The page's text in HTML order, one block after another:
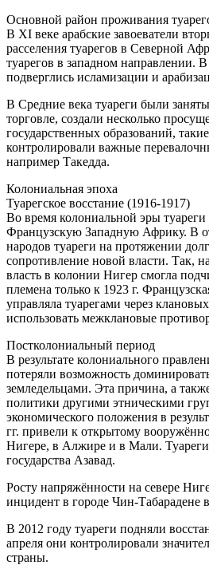
Основной район проживания
В XI веке арабские завоеватели
расселения туарегов в Северной
туарегов в западном направлении. В
подверглись исламизации и
В Средние века туареги были
торговле, создали несколько
государственных образований,
контролировали важные
например Такедда.
Колониальная эпоха
Туарегское восстание (1916-1917)
Во время колониальной эры
Французскую Западную Африку. В
народов туареги на протяжении
сопротивление новой власти. Так,
власть в колонии Нигер смогла
племена только к 1923 г.
управляла туарегами через
использовать межклановые
Постколониальный период
В результате колониального
потеряли возможность
земледельцами. Эта причина, а
политики другими этническими
экономического положения в
гг. привели к открытому
Нигере, в Алжире и в Мали. Туареги
государства Азавад.
Росту напряжённости на севере
инцидент в городе Чин-Табарадене
В 2012 году туареги подняли
апреля они контролировали
страны.